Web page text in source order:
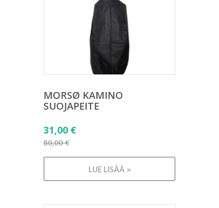
MORSØ KAMINO
SUOJAPEITE
80,00€
Alkuperäinen
hinta
oli:
31,00 €
Nykyinen
on:
LUE LISÄÄ »